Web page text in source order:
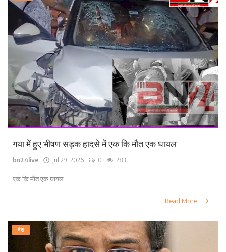
गया में हुए भीषण सड़क हादसे में एक कि मौत एक घायल
bn24live Jul 29, 2026 0 283
एक कि मौत एक घायल
Read More
देश